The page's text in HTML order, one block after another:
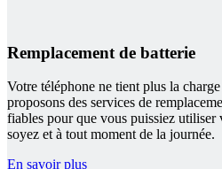
Remplacement de batterie
Votre téléphone ne tient plus la
proposons des services de
fiables pour que vous puissiez utiliser
soyez et à tout moment de la journée.
En savoir plus